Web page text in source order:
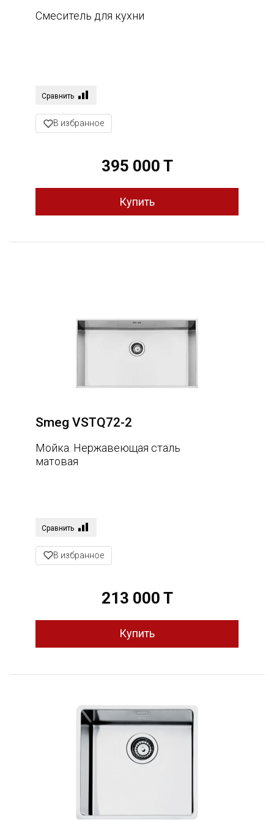
Смеситель для кухни
Сравнить
В избранное
395 000 T
Smeg VSTQ72-2
Мойка. Нержавеющая сталь
матовая
Сравнить
В избранное
213 000 T